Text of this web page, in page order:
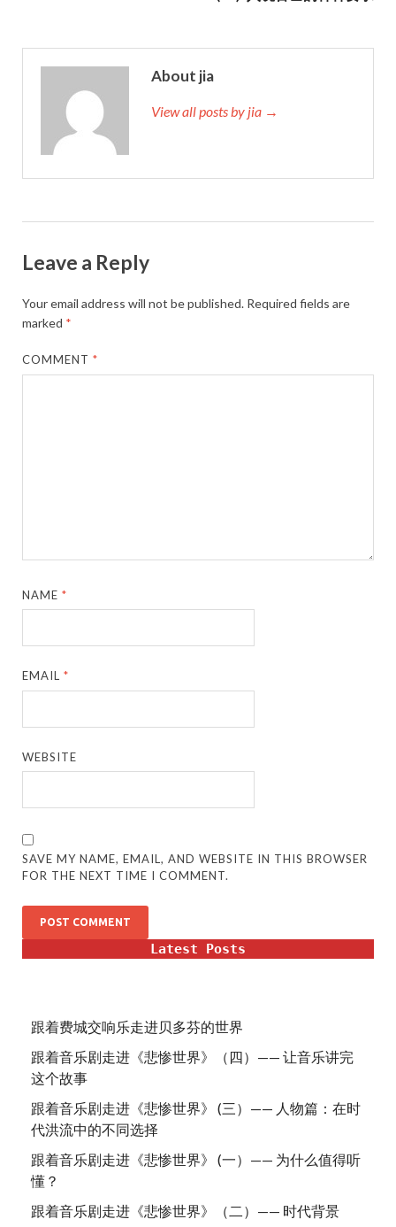
About jia
View all posts by jia →
Leave a Reply
Your email address will not be published. Required fields are
marked *
COMMENT*
NAME*
EMAIL*
WEBSITE
SAVE MY NAME, EMAIL, AND WEBSITE IN THIS BROWSER
FOR THE NEXT TIME I COMMENT.
Latest Posts
跟着费城交响乐走进贝多芬的世界
跟着音乐剧走进《悲惨世界》（四）—— 让音乐讲完
这个故事
跟着音乐剧走进《悲惨世界》 (三）—— 人物篇：在时
代洪流中的不同选择
跟着音乐剧走进《悲惨世界》 (一）—— 为什么值得听
懂？
跟着音乐剧走进《悲惨世界》（二）—— 时代背景